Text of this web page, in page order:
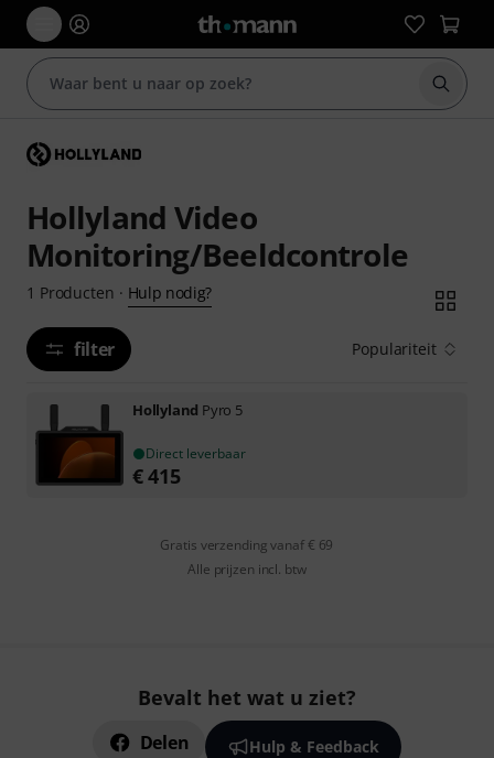
Zoek
Hollyland Video
Monitoring/Beeldcontrole
1 Producten · Hulp nodig?
filter Populariteit
Hollyland Pyro 5
Direct leverbaar
€415
Gratis verzending vanaf € 69
Alle prijzen incl. btw
Bevalt het wat u ziet?
Delen Hulp & Feedback